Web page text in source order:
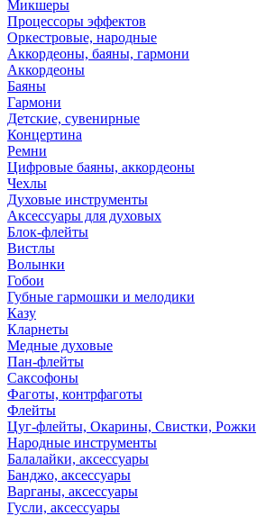
Микшеры
Процессоры эффектов
Оркестровые, народные
Аккордеоны, баяны, гармони
Аккордеоны
Баяны
Гармони
Детские, сувенирные
Концертина
Ремни
Цифровые баяны, аккордеоны
Чехлы
Духовые инструменты
Аксессуары для духовых
Блок-флейты
Вистлы
Волынки
Гобои
Губные гармошки и мелодики
Казу
Кларнеты
Медные духовые
Пан-флейты
Саксофоны
Фаготы, контрфаготы
Флейты
Цуг-флейты, Окарины, Свистки, Рожки
Народные инструменты
Балалайки, аксессуары
Банджо, аксессуары
Варганы, аксессуары
Гусли, аксессуары